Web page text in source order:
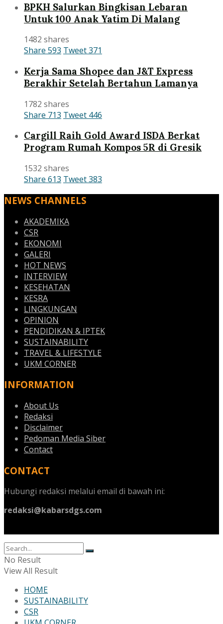
BPKH Salurkan Bingkisan Lebaran
Untuk 100 Anak Yatim Di Malang
1482 shares
Share 593 Tweet371
Kerja Sama Shopee dan J&T Express
Berakhir Setelah Bertahun Lamanya
1782 shares
Share 713 Tweet 446
Cargill Raih Gold Award ISDA Berkat
Program Rumah Kompos 5R di Gresik
1532 shares
Share 613 Tweet383
NEWS CHANNELS
AKADEMIKA
CSR
EKONOMI
GALERI
HOT NEWS
INTERVIEW
KESEHATAN
KESRA
LINGKUNGAN
OPINION
PENDIDIKAN & IPTEK
SUSTAINABILITY
TRAVEL & LIFESTYLE
UKM CORNER
INFORMATION
About Us
Redaksi
Disclaimer
Pedoman Media Siber
Contact
CONTACT
Hubungi redaksi melalui email di bawah ini:
redaksi@kabarsdgs.com
No Result
View All Result
HOME
SUSTAINABILITY
CSR